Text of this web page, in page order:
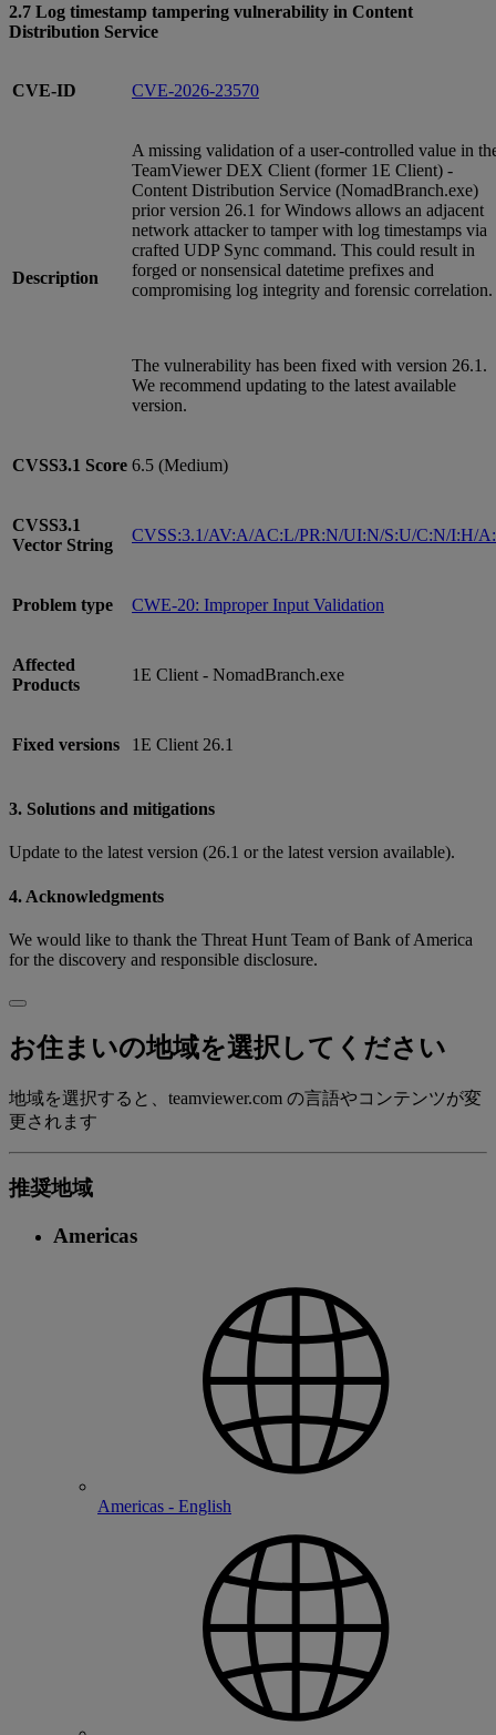
2.7 Log timestamp tampering vulnerability in Content
Distribution Service
CVE-ID CVE-2026-23570
Description
A missing validation of a user-controlled value in
TeamViewer DEX Client (former 1E Client) -
Content Distribution Service (NomadBranch.exe)
prior version 26.1 for Windows allows an adjacent
network attacker to tamper with log timestamps via
crafted UDP Sync command. This could result in
forged or nonsensical datetime prefixes and
compromising log integrity and forensic correlation.
The vulnerability has been fixed with version 26.1.
We recommend updating to the latest available
version.
CVSS3.1 Score 6.5 (Medium)
CVSS3.1
Vector String
CVSS:3.1/AV:A/AC:L/PR:N/UI:N/S:U/C:N/I:H/
Problem type CWE-20: Improper Input Validation
Affected
Products
1E Client - NomadBranch.exe
Fixed versions 1E Client 26.1
3. Solutions and mitigations
Update to the latest version (26.1 or the latest version available).
4. Acknowledgments
We would like to thank the Threat Hunt Team of Bank of America
for the discovery and responsible disclosure.
お住まいの地域を選択してください
地域を選択すると、teamviewer.com の言語やコンテンツが変
更されます
推奨地域
Americas
Americas - English